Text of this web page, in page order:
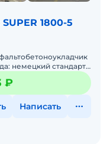
1800-5
немецкий стандарт
АВ500-5ТВ ил
₽
Написать